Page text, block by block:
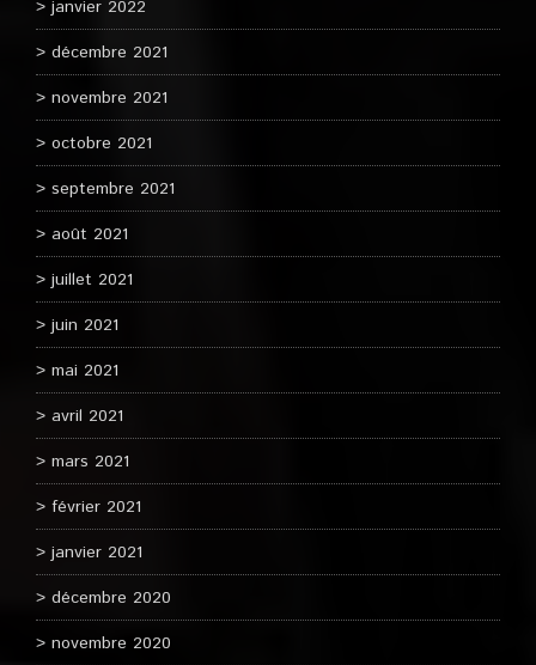
janvier 2022
décembre 2021
novembre 2021
octobre 2021
septembre 2021
août 2021
juillet 2021
juin 2021
mai 2021
avril 2021
mars 2021
février 2021
janvier 2021
décembre 2020
novembre 2020